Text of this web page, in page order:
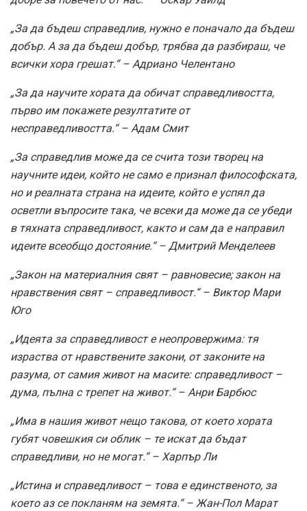
„За да бъдеш справедлив, нужно е поначало да бъдеш
добър. А за да бъдеш добър, трябва да разбираш, че
всички хора грешат.“ – Адриано Челентано
„За да научите хората да обичат справедливостта,
първо им покажете резултатите от
несправедливостта.“ – Адам Смит
„За справедлив може да се счита този творец на
научните идеи, който не само е признал философската,
но и реалната страна на идеите, който е успял да
осветли въпросите така, че всеки да може да се убеди
в тяхната справедливост, както и сам да е направил
идеите всеобщо достояние.“ – Дмитрий Менделеев
„Закон на материалния свят – равновесие; закон на
нравствения свят – справедливост.“ – Виктор Мари
Юго
„Идеята за справедливост е неопровержима: тя
израства от нравствените закони, от законите на
разума, от самия живот на масите: справедливост –
дума, пълна с трепет на живот.“ – Анри Барбюс
„Има в нашия живот нещо такова, от което хората
губят човешкия си облик – те искат да бъдат
справедливи, но не могат.“ – Харпър Ли
„Истина и справедливост – това е единственото, за
което аз се покланям на земята.“ – Жан-Пол Марат